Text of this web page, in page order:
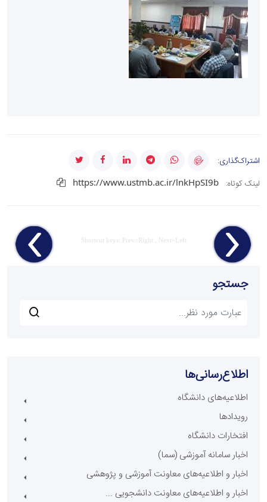
اشتراک‌گذاری:
لینک کوتاه:
https://www.ustmb.ac.ir/lnkHpSI9b
Shortcut keys: Prev=Right , Next=Left
جستجو
اطلاع‌رسانی‌ها
اطلاعیه‌های دانشگاه
رویدادها
افتخارات دانشگاه
اخبار سامانه آموزشی (سما)
اخبار و اطلاعیه‌های معاونت آموزشی و پژوهشی
اخبار و اطلاعیه‌های معاونت دانشجویی ...